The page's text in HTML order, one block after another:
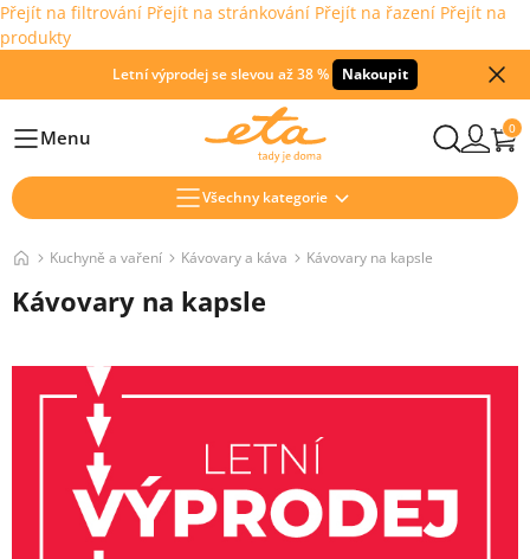
Přejít na filtrování Přejít na stránkování Přejít na řazení Přejít na
produkty
Letní výprodej se slevou až 38 % Nakoupit
HlavníMenu 0
Všechny kategorie
Kuchyně a vaření Kávovary a káva Kávovary na kapsle
Kávovary na kapsle